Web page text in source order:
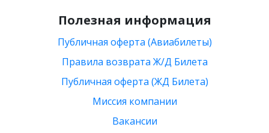
Полезная информация
Публичная оферта (Авиабилеты)
Правила возврата Ж/Д Билета
Публичная оферта (ЖД Билета)
Миссия компании
Вакансии